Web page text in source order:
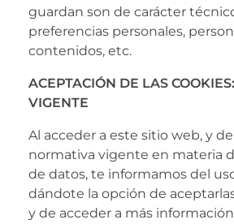
guardan son de carácter
preferencias personales,
contenidos, etc.
ACEPTACIÓN DE LAS
VIGENTE
Al acceder a este sitio web, y
normativa vigente en materia
de datos, te informamos del
dándote la opción de
y de acceder a más